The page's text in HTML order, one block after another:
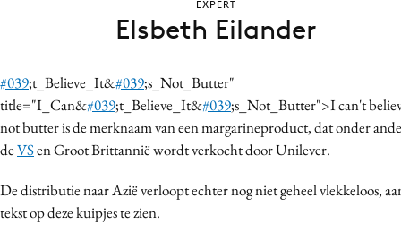
Contentmarketing
Craft
Customer Experience
Design
#039;t_Believe_It&#039;s_Not_Butter"
title="I_Can&#039;t_Believe_It&#039;s_Not_Butter">I can't
not butter is de merknaam van een margarineproduct, dat onder
deVSen Groot Brittannië wordt verkocht door Unilever.
De distributie naar Azië verloopt echter nog niet geheel vlekkeloos,
tekst op deze kuipjes te zien.
EXPERT
Elsbeth Eilander